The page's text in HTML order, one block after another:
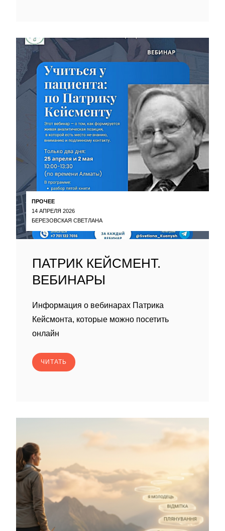
ПРОЧЕЕ
14 АПРЕЛЯ 2026
БЕРЕЗОВСКАЯ СВЕТЛАНА
ПАТРИК КЕЙСМЕНТ.
ВЕБИНАРЫ
Информация о вебинарах Патрика
Кейсмонта, которые можно посетить
онлайн
ЧИТАТЬ